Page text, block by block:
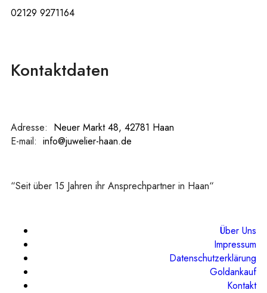
02129 9271164
Kontaktdaten
Adresse: Neuer Markt 48, 42781 Haan
E-mail: info@juwelier-haan.de
“Seit über 15 Jahren ihr Ansprechpartner in Haan“
Über Uns
Impressum
Datenschutzerklärung
Goldankauf
Kontakt